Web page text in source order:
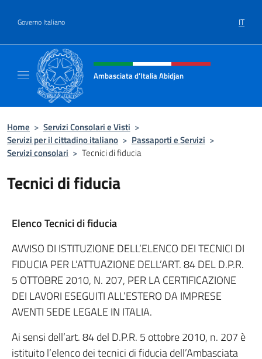
Governo Italiano IT
Intestazione sito, social e menù
Ambasciata d’Italia Abidjan
Home > Servizi Consolari e Visti >
Servizi per il cittadino italiano > Passaporti e Servizi >
Servizi consolari > Tecnici di fiducia
Tecnici di fiducia
Elenco Tecnici di fiducia
AVVISO DI ISTITUZIONE DELL’ELENCO DEI TECNICI DI
FIDUCIA PER L’ATTUAZIONE DELL’ART. 84 DEL D.P.R.
5 OTTOBRE 2010, N. 207, PER LA CERTIFICAZIONE
DEI LAVORI ESEGUITI ALL’ESTERO DA IMPRESE
AVENTI SEDE LEGALE IN ITALIA.
Ai sensi dell’art. 84 del D.P.R. 5 ottobre 2010, n. 207 è
istituito l’elenco dei tecnici di fiducia dell’Ambasciata